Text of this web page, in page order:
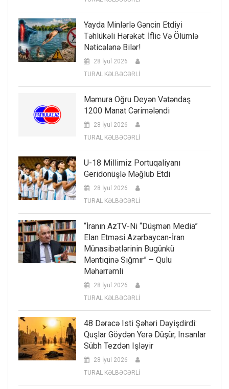
Yayda Minlərlə Gəncin Etdiyi
Təhlükəli Hərəkət: İflic Və Ölümlə
Nəticələnə Bilər!
28 İyul 2026
TURAL KƏLBƏCƏRLİ
Məmura Oğru Deyən Vətəndaş
1200 Manat Cərimələndi
28 İyul 2026
TURAL KƏLBƏCƏRLİ
U-18 Millimiz Portuqaliyanı
Geridönüşlə Məğlub Etdi
28 İyul 2026
TURAL KƏLBƏCƏRLİ
“İranın AzTV-Ni “düşmən Media”
Elan Etməsi Azərbaycan-İran
Münasibətlərinin Bugünkü
Məntiqinə Sığmır” – Qulu
Məhərrəmli
28 İyul 2026
TURAL KƏLBƏCƏRLİ
48 Dərəcə Isti Şəhəri Dəyişdirdi:
Quşlar Göydən Yerə Düşür, Insanlar
Sübh Tezdən Işləyir
28 İyul 2026
TURAL KƏLBƏCƏRLİ